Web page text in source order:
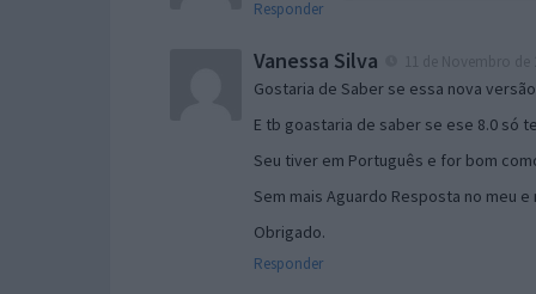
Responder
Vanessa Silva
Gostaria de Saber se essa nova
E tb goastaria de saber se ese 8.0 só
Seu tiver em Português e for bom
Sem mais Aguardo Resposta no meu e
Obrigado.
Responder